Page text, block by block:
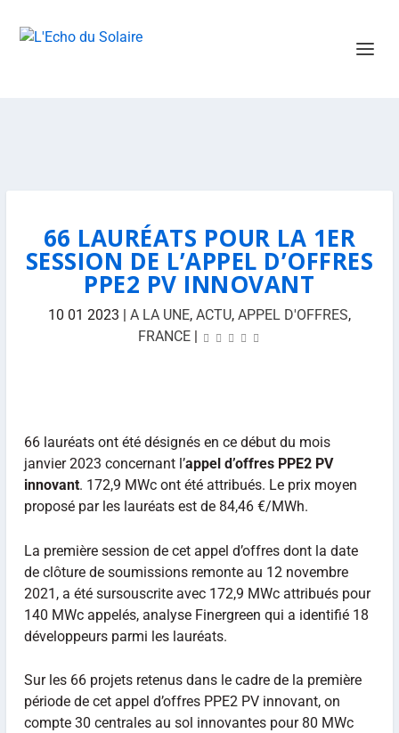
66 LAURÉATS POUR LA 1ER
SESSION DE L’APPEL D’OFFRES
PPE2 PV INNOVANT
10 01 2023 | A LA UNE, ACTU, APPEL D'OFFRES,
FRANCE |
66 lauréats ont été désignés en ce début du mois
janvier 2023 concernant l’appel d’offres PPE2 PV
innovant. 172,9 MWc ont été attribués. Le prix moyen
proposé par les lauréats est de 84,46 €/MWh.
La première session de cet appel d’offres dont la date
de clôture de soumissions remonte au 12 novembre
2021, a été sursouscrite avec 172,9 MWc attribués pour
140 MWc appelés, analyse Finergreen qui a identifié 18
développeurs parmi les lauréats.
Sur les 66 projets retenus dans le cadre de la première
période de cet appel d’offres PPE2 PV innovant, on
compte 30 centrales au sol innovantes pour 80 MWc